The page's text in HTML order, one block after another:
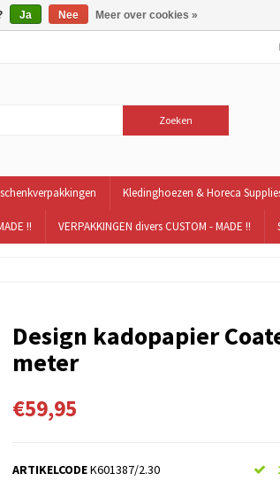
Zoeken
Kledinghoezen & Horeca
!! VERPAKKINGEN divers CUSTOM - MADE !!
Design kadopapier
meter
€59,95
ARTIKELCODEK601387/2.30
Ja Nee Meer over cookies »